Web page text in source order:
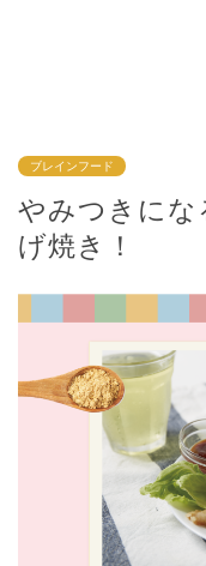
ブレインフード
やみつきにな
げ焼き！